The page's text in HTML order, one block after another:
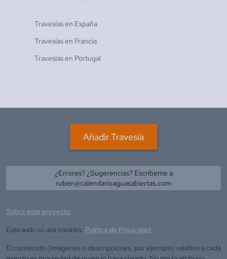
Travesías en España
Travesías en Francia
Travesías en Portugal
Añadir Travesía
¿Errores? ¿Sugerencias? Escríbeme a
ruben@calendarioaguasabiertas.com
Sobre este proyecto
Esta web no usa cookies. Política de Privacidad
El contenido (imágenes o descripciones, por ejemplo) relativo a cada